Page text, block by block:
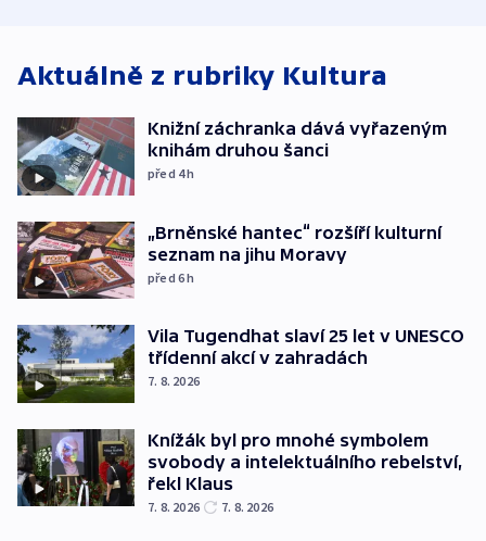
Aktuálně z rubriky Kultura
Knižní záchranka dává vyřazeným
knihám druhou šanci
před 4h
„Brněnské hantec“ rozšíří kulturní
seznam na jihu Moravy
před 6h
Vila Tugendhat slaví 25 let v UNESCO
třídenní akcí v zahradách
7. 8. 2026
Knížák byl pro mnohé symbolem
svobody a intelektuálního rebelství,
řekl Klaus
7. 8. 2026 7. 8. 2026